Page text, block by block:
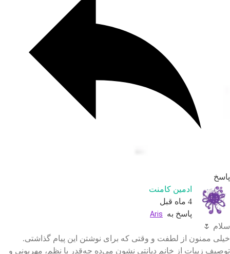
ادمین کامنت
پاسخ به Aris
🌷
ممنون از لطفت و وقتی که برای نوشتن این پیام گذاشتی.
زیبات از خانم دیانتی نشون می‌ده چه‌قدر با نظم، مهربونی و